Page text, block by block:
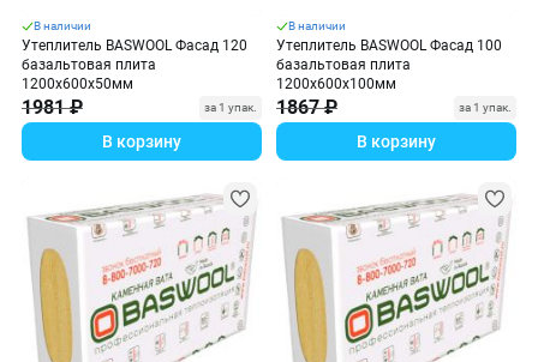
В наличии
Утеплитель BASWOOL Фасад 120
базальтовая плита
1200х600х50мм
1981 ₽ за 1 упак.
В корзину
В наличии
Утеплитель BASWOOL Фасад 100
базальтовая плита
1200х600х100мм
1867 ₽ за 1 упак.
В корзину